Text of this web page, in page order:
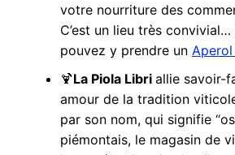
votre nourriture des
C’est un lieu très
pouvez y prendre un Aperol
🍹La Piola Libri allie savoir-
amour de la tradition
par son nom, qui signifie
piémontais, le magasin de